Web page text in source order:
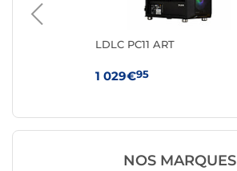
LDLC PC11 ART
1 029€95
NOS MARQUES